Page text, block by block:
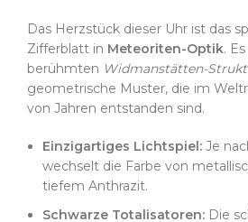
Das Herzstück dieser Uhr ist das
Zifferblatt in Meteoriten-Optik.
berühmten Widmanstätten-
geometrische Muster, die im
von Jahren entstanden sind.
Einzigartiges Lichtspiel: Je
wechselt die Farbe von
tiefem Anthrazit.
Schwarze Totalisatoren: Die